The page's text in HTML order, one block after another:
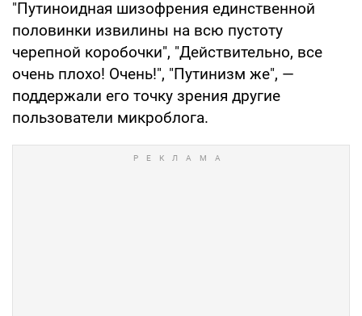
"Путиноидная шизофрения единственной
половинки извилины на всю пустоту
черепной коробочки", "Действительно, все
очень плохо! Очень!", "Путинизм же", —
поддержали его точку зрения другие
пользователи микроблога.